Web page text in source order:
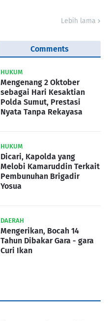
Lebih lama
Comments
HUKUM
Mengenang 2 Oktober
sebagai Hari Kesaktian
Polda Sumut, Prestasi
Nyata Tanpa Rekayasa
HUKUM
Dicari, Kapolda yang
Melobi Kamaruddin Terkait
Pembunuhan Brigadir
Yosua
DAERAH
Mengerikan, Bocah 14
Tahun Dibakar Gara - gara
Curi Ikan